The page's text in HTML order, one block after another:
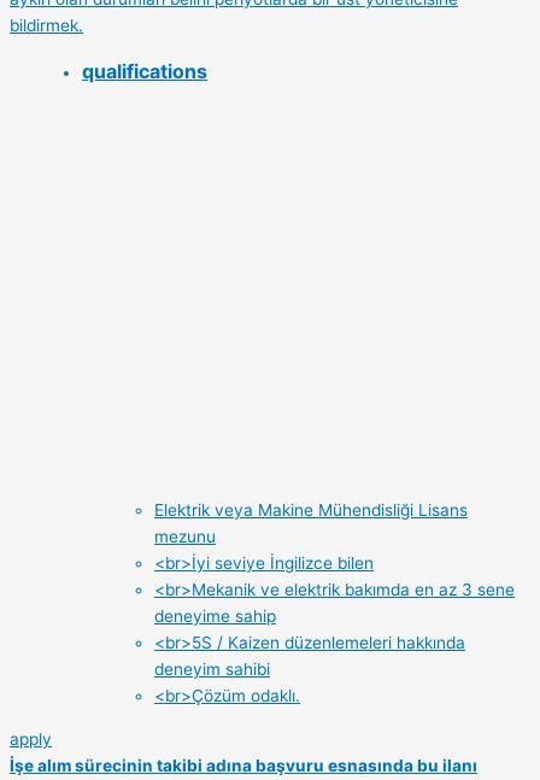
bildirmek.
qualifications
Elektrik veya Makine Mühendisliği Lisans
mezunu
<br>İyi seviye İngilizce bilen
<br>Mekanik ve elektrik bakımda en az 3 sene
deneyime sahip
<br>5S / Kaizen düzenlemeleri hakkında
deneyim sahibi
<br>Çözüm odaklı.
apply
İşe alım sürecinin takibi adına başvuru esnasında bu ilanı